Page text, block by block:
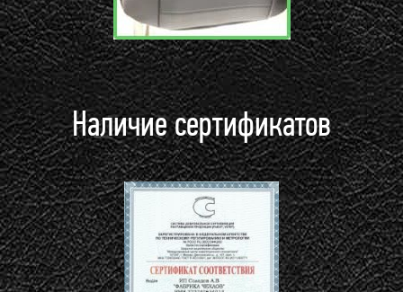
Наличие сертификатов